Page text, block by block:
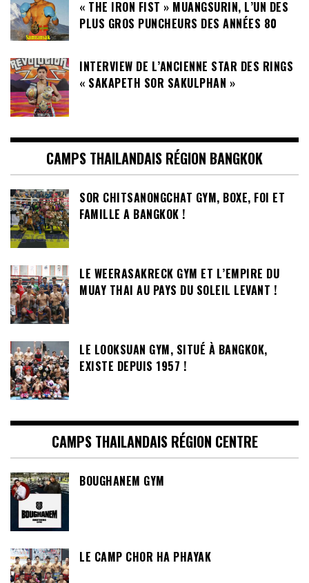
« THE IRON FIST » MUANGSURIN, L’UN DES
PLUS GROS PUNCHEURS DES ANNÉES 80
INTERVIEW DE L’ANCIENNE STAR DES RINGS
« SAKAPETH SOR SAKULPHAN »
CAMPS THAILANDAIS RÉGION BANGKOK
SOR CHITSANONGCHAT GYM, BOXE, FOI ET
FAMILLE A BANGKOK !
LE WEERASAKRECK GYM ET L’EMPIRE DU
MUAY THAI AU PAYS DU SOLEIL LEVANT !
LE LOOKSUAN GYM, SITUÉ À BANGKOK,
EXISTE DEPUIS 1957 !
CAMPS THAILANDAIS RÉGION CENTRE
BOUGHANEM GYM
LE CAMP CHOR HA PHAYAK